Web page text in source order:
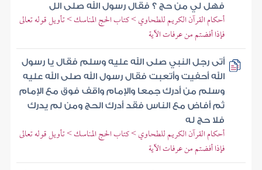
فهل لي من حج ؟ فقال رسول الله صلى الل
أحكام القرآن الكريم للطحاوي > كتاب الحج المناسك > تأويل قوله تعالى
فإذا أفضتم من عرفات الآية
أتى رجل النبي صلى الله عليه وسلم فقال يا رسول
الله أحفيت وأتعبت فقال رسول الله صلى الله عليه
وسلم من أدرك جمعا والإمام واقف فوق مع الإمام
ثم أفاض مع الناس فقد أدرك الحج ومن لم يدرك
فلا حج له
أحكام القرآن الكريم للطحاوي > كتاب الحج المناسك > تأويل قوله تعالى
فإذا أفضتم من عرفات الآية